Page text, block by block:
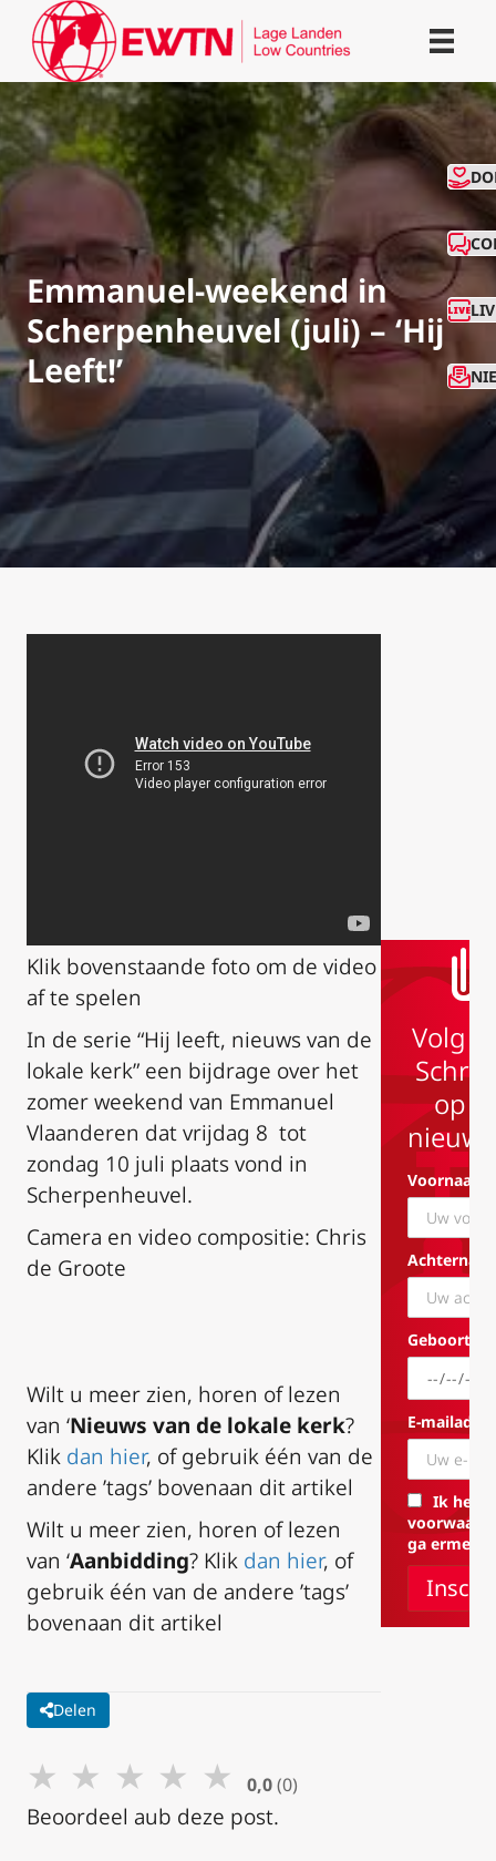
Emmanuel-weekend in
Scherpenheuvel (juli) – ‘Hij
Leeft!’
Klik bovenstaande foto om de video
af te spelen
In de serie “Hij leeft, nieuws van de
lokale kerk” een bijdrage over het
zomer weekend van Emmanuel
Vlaanderen dat vrijdag 8 tot
zondag 10 juli plaats vond in
Scherpenheuvel.
Camera en video compositie: Chris
de Groote
Wilt u meer zien, horen of lezen
van ‘Nieuws van de lokale kerk?
Klik dan hier, of gebruik één van de
andere ’tags’ bovenaan dit artikel
Wilt u meer zien, horen of lezen
van ‘Aanbidding? Klik dan hier, of
gebruik één van de andere ’tags’
bovenaan dit artikel
Delen
★ ★ ★ ★ ★ 0,0 (0)
Beoordeel aub deze post.
Volg
op
Voornaam*
E-
Ik heb
ga ermee